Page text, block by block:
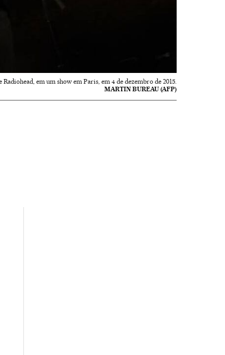
em um show em Paris, em 4 de dezembro de 2015.
MARTIN BUREAU (AFP)